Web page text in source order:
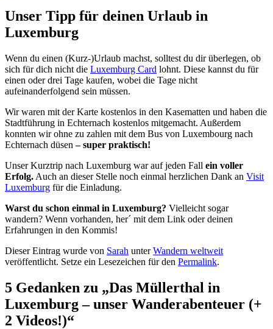
Unser Tipp für deinen Urlaub in
Luxemburg
Wenn du einen (Kurz-)Urlaub machst, solltest du dir überlegen, ob
sich für dich nicht die Luxemburg Card lohnt. Diese kannst du für
einen oder drei Tage kaufen, wobei die Tage nicht
aufeinanderfolgend sein müssen.
Wir waren mit der Karte kostenlos in den Kasematten und haben die
Stadtführung in Echternach kostenlos mitgemacht. Außerdem
konnten wir ohne zu zahlen mit dem Bus von Luxembourg nach
Echternach düsen– super praktisch!
Unser Kurztrip nach Luxemburg war auf jeden Fall ein voller
Erfolg. Auch an dieser Stelle noch einmal herzlichen Dank an Visit
Luxemburg für die Einladung.
Warst du schon einmal in Luxemburg? Vielleicht sogar
wandern? Wenn vorhanden, her´ mit dem Link oder deinen
Erfahrungen in den Kommis!
Dieser Eintrag wurde von Sarah unterWandern weltweit
veröffentlicht. Setze ein Lesezeichen für den Permalink.
5 Gedanken zu „Das Müllerthal in
Luxemburg – unser Wanderabenteuer (+
2 Videos!)“